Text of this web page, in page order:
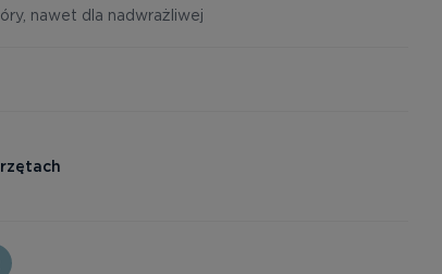
nawet dla nadwrażliwej